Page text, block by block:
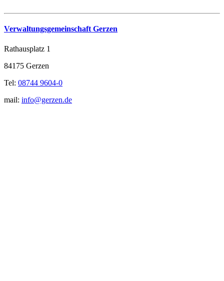
Verwaltungsgemeinschaft Gerzen
Rathausplatz 1
84175 Gerzen
Tel: 08744 9604-0
mail: info@gerzen.de